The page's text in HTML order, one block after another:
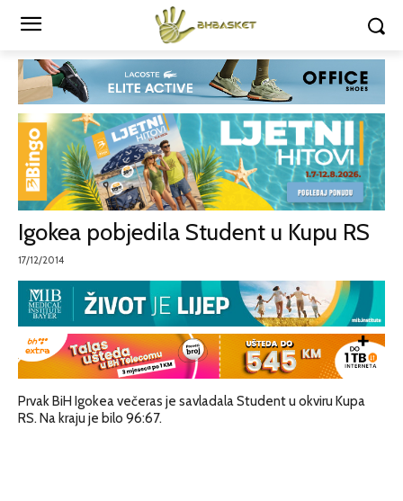
Igokea pobjedila Student u Kupu RS
17/12/2014
Prvak BiH Igokea večeras je savladala Student u okviru Kupa
RS. Na kraju je bilo 96:67.